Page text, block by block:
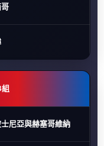
哥
尼亞與赫塞哥維納